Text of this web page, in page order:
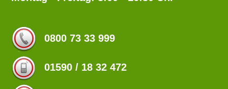
0800 73 33 999
01590 / 18 32 472